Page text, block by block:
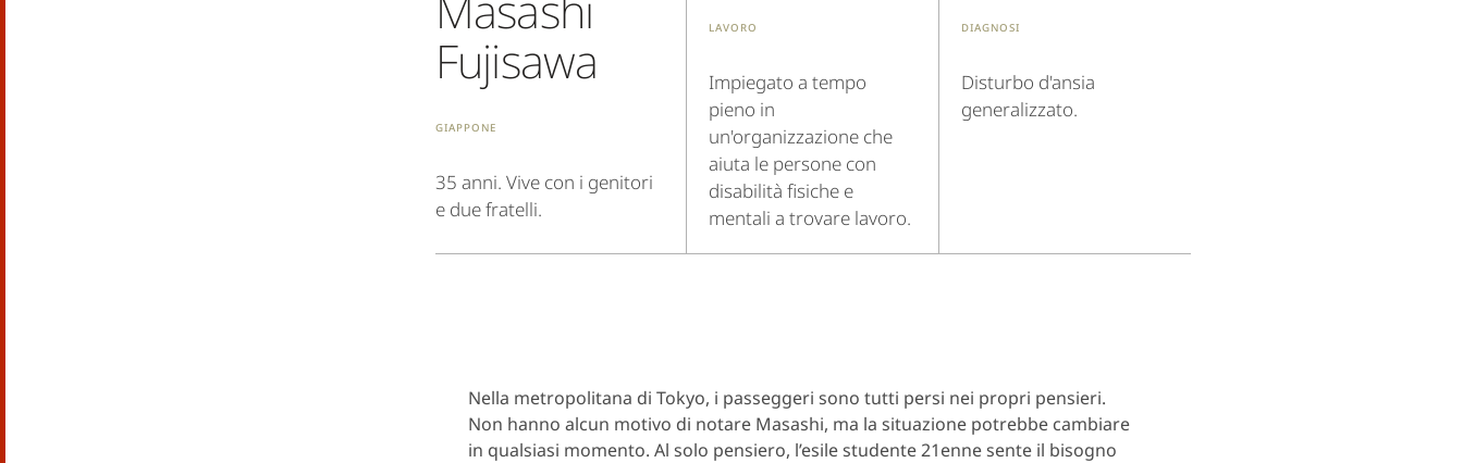
Fujisawa
Giappone
35 anni. Vive con i genitori
e due fratelli.
Lavoro
Impiegato a tempo
pieno in
un'organizzazione che
aiuta le persone con
disabilità fisiche e
mentali a trovare lavoro.
Diagnosi
Disturbo d'ansia
generalizzato.
Nella metropolitana di Tokyo, i passeggeri sono tutti persi nei propri pensieri.
Non hanno alcun motivo di notare Masashi, ma la situazione potrebbe cambiare
in qualsiasi momento. Al solo pensiero, l’esile studente 21enne sente il bisogno